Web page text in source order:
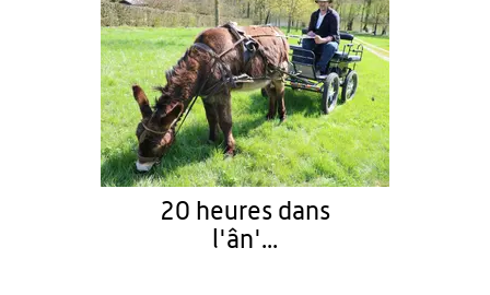
20 heures dans
l'ân'...